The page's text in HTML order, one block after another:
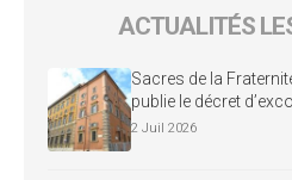
ACTUALITÉS
Sacres de la
publie le décret
2 Juil 2026